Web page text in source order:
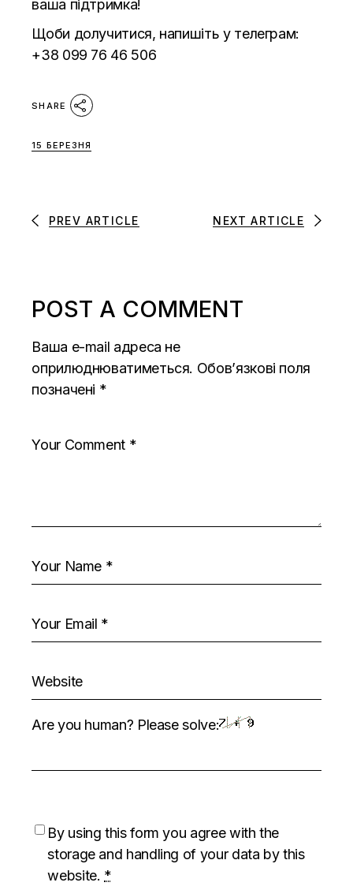
ваша підтримка!
Щоби долучитися, напишіть у телеграм:
+38 099 76 46 506
SHARE
15 БЕРЕЗНЯ
PREV ARTICLE NEXT ARTICLE
POST A COMMENT
Ваша e-mail адреса не
оприлюднюватиметься. Обов’язкові поля
позначені *
Are you human? Please solve:
By using this form you agree with the
storage and handling of your data by this
website. *